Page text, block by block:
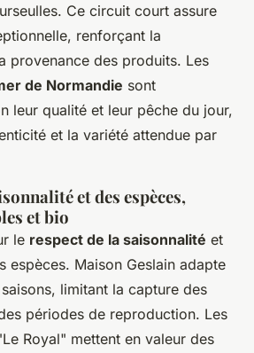
Ce circuit court assure
renforçant la
provenance des produits. Les
de Normandie sont
leur qualité et leur pêche du jour,
et la variété attendue par
et des espèces,
et bio
le respect de la saisonnalité et
espèces. Maison Geslain adapte
limitant la capture des
périodes de reproduction. Les
Royal" mettent en valeur des